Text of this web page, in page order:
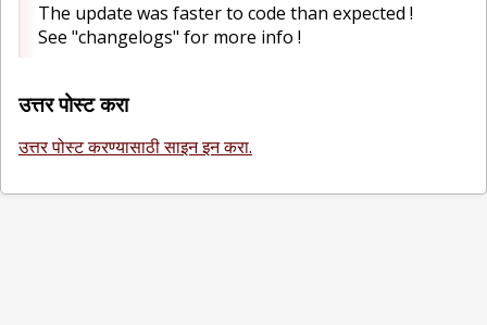
The update was faster to code than expected !
See "changelogs" for more info !
उत्तर पोस्ट करा
उत्तर पोस्ट करण्यासाठी साइन इन करा.